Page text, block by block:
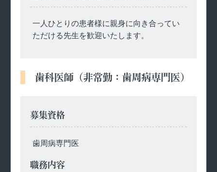
一人ひとりの患者様に親身に向き合ってい
ただける先生を歓迎いたします。
歯科医師（非常勤：歯周病専門医）
募集資格
歯周病専門医
職務内容